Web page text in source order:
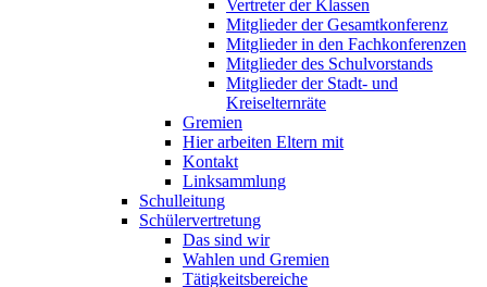
Vertreter der Klassen
Mitglieder der Gesamtkonferenz
Mitglieder in den Fachkonferenzen
Mitglieder des Schulvorstands
Mitglieder der Stadt- und
Kreiselternräte
Gremien
Hier arbeiten Eltern mit
Kontakt
Linksammlung
Schulleitung
Schülervertretung
Das sind wir
Wahlen und Gremien
Tätigkeitsbereiche